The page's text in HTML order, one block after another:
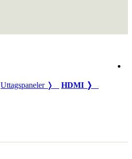
Uttagspaneler ❭ HDMI ❭